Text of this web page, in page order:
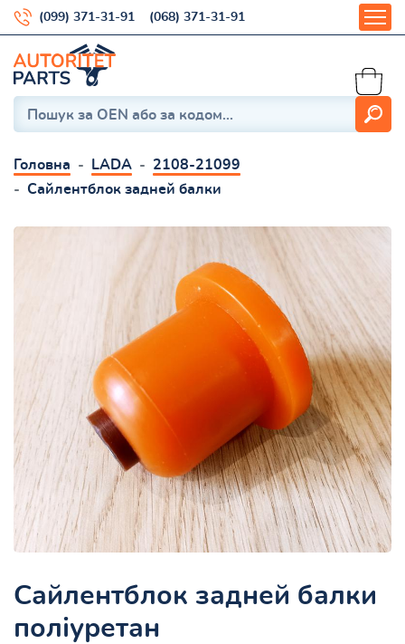
(099) 371-31-91 (068) 371-31-91
Головна LADA
2108-21099
Сайлентблок задней балки
Сайлентблок задней балки
поліуретан